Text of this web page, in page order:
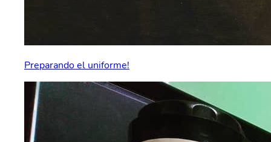
Preparando el uniforme!